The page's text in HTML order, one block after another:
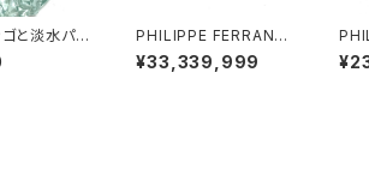
と淡水パー
・ピアス
PHILIPPE FERRANDI
S コルフ イヤリング #2
¥33,339,999
S
グ